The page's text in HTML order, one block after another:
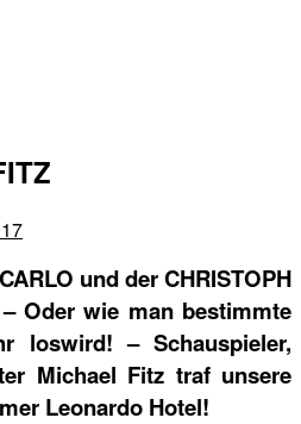
und der CHRISTOPH
Oder wie man bestimmte
loswird! – Schauspieler,
Michael Fitz traf unsere
Leonardo Hotel!